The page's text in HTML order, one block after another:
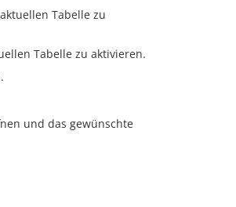
Tabelle zu
Tabelle zu aktivieren.
und das gewünschte